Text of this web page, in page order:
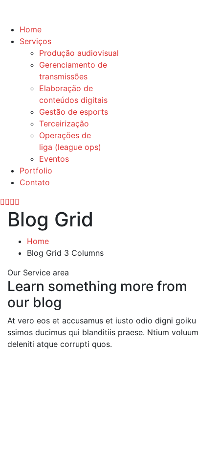
Home
Serviços
Produção audiovisual
Gerenciamento de
transmissões
Elaboração de
conteúdos digitais
Gestão de esports
Terceirização
Operações de
liga (league ops)
Eventos
Portfolio
Contato
Blog Grid
Home
Blog Grid 3 Columns
Our Service area
Learn something more from
our blog
At vero eos et accusamus et iusto odio digni goiku
ssimos ducimus qui blanditiis praese. Ntium voluum
deleniti atque corrupti quos.